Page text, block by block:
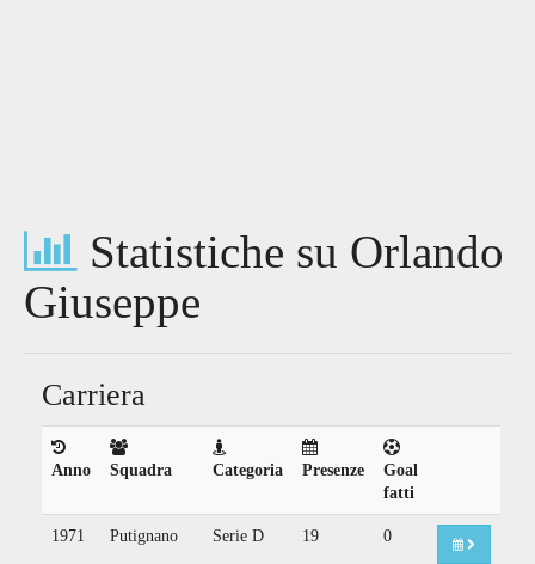
Statistiche su Orlando
Giuseppe
Carriera
Anno Squadra Categoria Presenze
Goal
fatti
1971 Putignano Serie D 19 0